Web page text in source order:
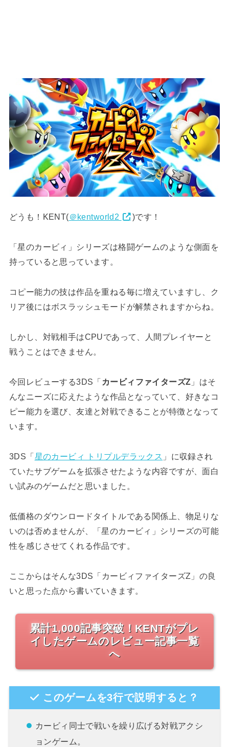
どうも！KENT(＠kentworld2 )です！
「星のカービィ」シリーズは格闘ゲームのような側面を
持っていると思っています。
コピー能力の技は作品を重ねる毎に増えていますし、ク
リア後にはボスラッシュモードが解禁されますからね。
しかし、対戦相手はCPUであって、人間プレイヤーと
戦うことはできません。
今回レビューする3DS「 カービィファイターズZ 」はそ
んなニーズに応えたような作品となっていて、好きなコ
ピー能力を選び、友達と対戦できることが特徴となって
います。
3DS「星のカービィ トリプルデラックス 」に収録され
ていたサブゲームを拡張させたような内容ですが、面白
い試みのゲームだと思いました。
低価格のダウンロードタイトルである関係上、物足りな
いのは否めませんが、「星のカービィ」シリーズの可能
性を感じさせてくれる作品です。
ここからはそんな3DS「カービィファイターズZ」の良
いと思った点から書いていきます。
累計1,000記事突破！KENTがプレ
イしたゲームのレビュー記事一覧
へ
このゲームを3行で説明すると？
カービィ同士で戦いを繰り広げる対戦アクシ
ョンゲーム。